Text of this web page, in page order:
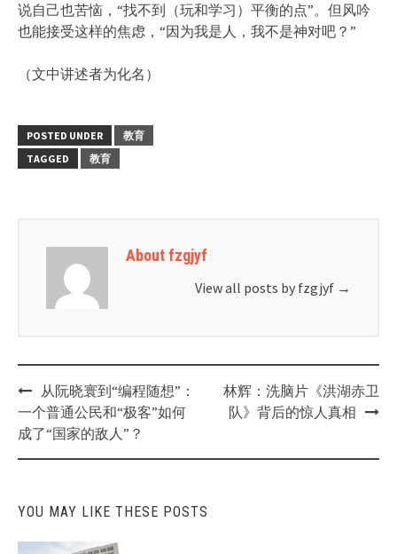
说自己也苦恼，“找不到（玩和学习）平衡的点”。但风吟
也能接受这样的焦虑，“因为我是人，我不是神对吧？”
（文中讲述者为化名）
POSTED UNDER
教育
TAGGED
教育
About fzgjyf
View all posts by fzgjyf →
Post
navigation
从阮晓寰到“编程随想”：
一个普通公民和“极客”如何
成了“国家的敌人”？
林辉：洗脑片《洪湖赤卫
队》背后的惊人真相
YOU MAY LIKE THESE POSTS